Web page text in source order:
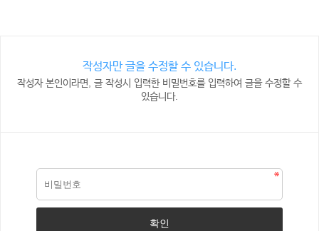
작성자만 글을 수정할 수 있습니다.
작성자 본인이라면, 글 작성시 입력한 비밀번호를 입력하여 글을 수정할 수
있습니다.